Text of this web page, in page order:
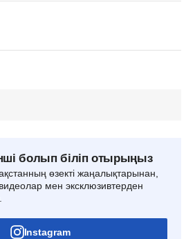
болып біліп отырыңыз
өзекті жаңалықтарынан,
мен эксклюзивтерден
Instagram